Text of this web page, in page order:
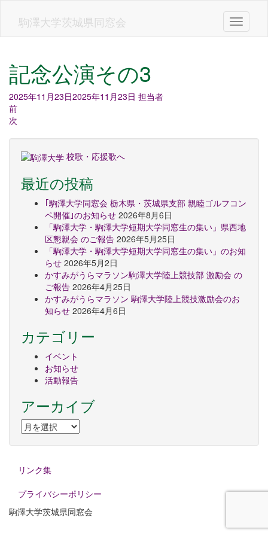
駒澤大学茨城県同窓会 Toggle
記念公演その3
2025年11月23日2025年11月23日 担当者
前
次
校歌・応援歌へ
最近の投稿
｢駒澤大学同窓会 栃木県・茨城県支部 親睦ゴルフコン
ペ開催｣のお知らせ 2026年8月6日
「駒澤大学・駒澤大学短期大学同窓生の集い」県西地
区懇親会 のご報告 2026年5月25日
「駒澤大学・駒澤大学短期大学同窓生の集い」のお知
らせ 2026年5月2日
かすみがうらマラソン駒澤大学陸上競技部 激励会 の
ご報告 2026年4月25日
かすみがうらマラソン 駒澤大学陸上競技激励会のお
知らせ 2026年4月6日
カテゴリー
イベント
お知らせ
活動報告
アーカイブ
ア
ー
カ
ブ
リンク集
プライバシーポリシー
駒澤大学茨城県同窓会